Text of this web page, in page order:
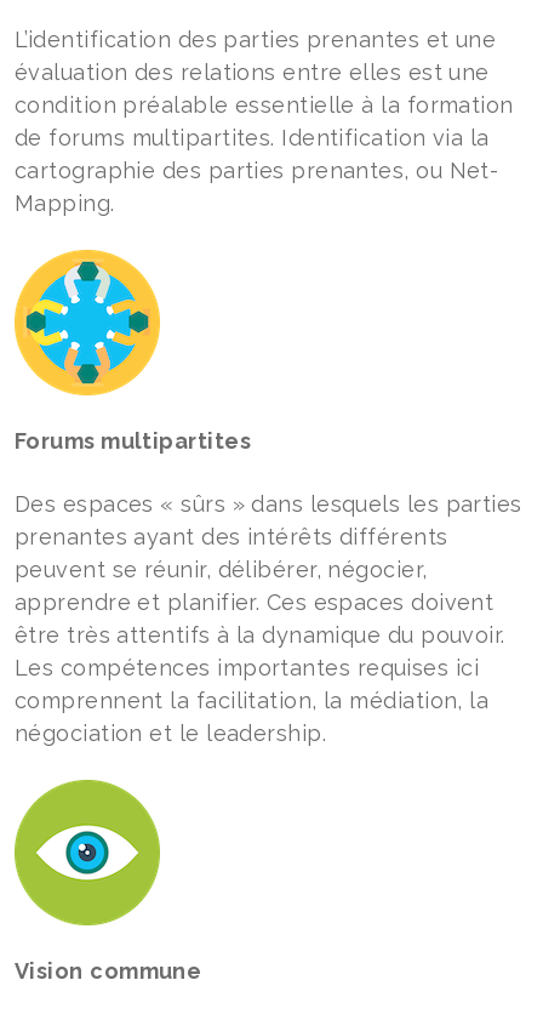
L’identification des parties prenantes et une
évaluation des relations entre elles est une
condition préalable essentielle à la formation
de forums multipartites. Identification via la
cartographie des parties prenantes, ou Net-
Mapping.
Forums multipartites
Des espaces « sûrs » dans lesquels les parties
prenantes ayant des intérêts différents
peuvent se réunir, délibérer, négocier,
apprendre et planifier. Ces espaces doivent
être très attentifs à la dynamique du pouvoir.
Les compétences importantes requises ici
comprennent la facilitation, la médiation, la
négociation et le leadership.
Vision commune